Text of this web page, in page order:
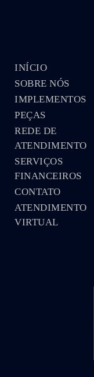
INÍCIO
SOBRE NÓS
IMPLEMENTOS
PEÇAS
REDE DE
ATENDIMENTO
SERVIÇOS
FINANCEIROS
CONTATO
ATENDIMENTO
VIRTUAL